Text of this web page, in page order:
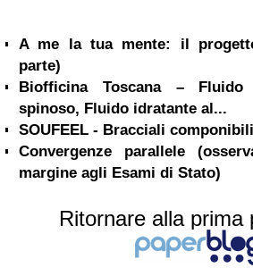
A me la tua mente: il
parte)
Biofficina Toscana – Fluido
spinoso, Fluido idratante al...
SOUFEEL - Bracciali
Convergenze parallele
margine agli Esami di Stato)
Ritornare alla prima